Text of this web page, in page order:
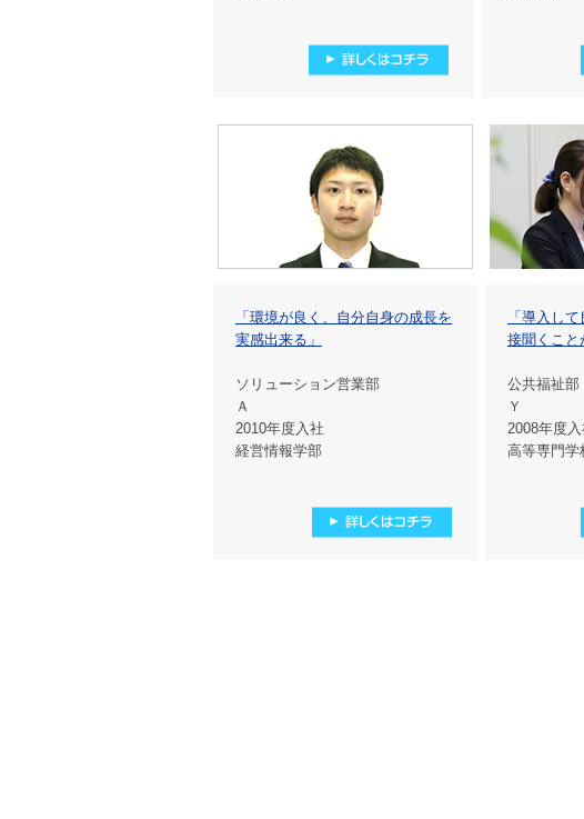
「環境が良く、自分自身の成長を
実感出来る」
ソリューション営業部
Ａ
2010年度入社
経営情報学部
「導入し
接聞くこと
公共福祉
Ｙ
2008年度入
高等専門学